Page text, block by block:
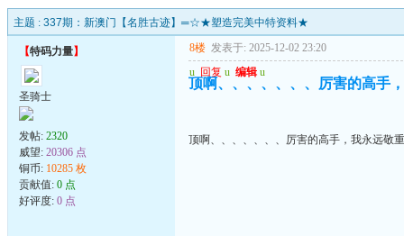
主题 : 337期：新澳门【名胜古迹】═☆★塑造完美中特资料★
【特码力量】
圣骑士
发帖: 2320
威望: 20306 点
铜币: 10285 枚
贡献值: 0 点
好评度: 0 点
8楼 发表于: 2025-12-02 23:20
u 回复 u 编辑 u
顶啊、、、、、、、厉害的高手
顶啊、、、、、、、厉害的高手，我永远敬